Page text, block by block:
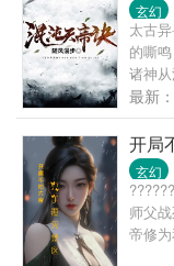
玄幻
太古
的嘶
诸神
利剑
偶得
念崩
俯瞰
最新：
开局
玄幻
师父
帝修